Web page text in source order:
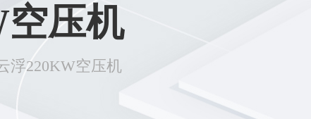
压机
浮220KW空压机